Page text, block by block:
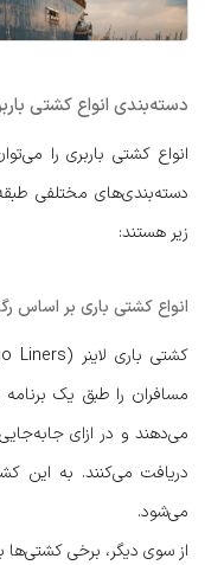
دسته‌بندی انواع کشتی
انواع کشتی باربری را
دسته‌بندی‌های مختلفی
زیر هستند:
انواع کشتی باری بر اساس
مسافران را طبق یک
می‌دهند و در ازای
دریافت می‌کنند. به این
می‌شود.
از سوی دیگر، برخی